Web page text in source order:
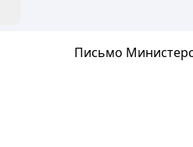
Письмо